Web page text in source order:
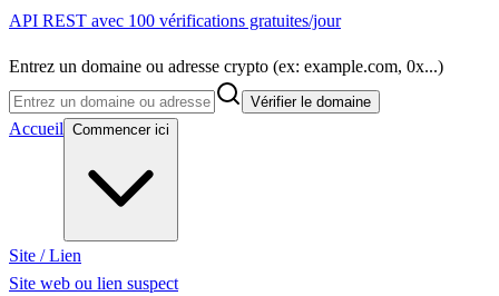
API REST avec 100 vérifications gratuites/jour
Entrez un domaine ou adresse crypto (ex: example.com, 0x...)
Vérifier le domaine
Accueil Commencer ici
Site / Lien
Site web ou lien suspect